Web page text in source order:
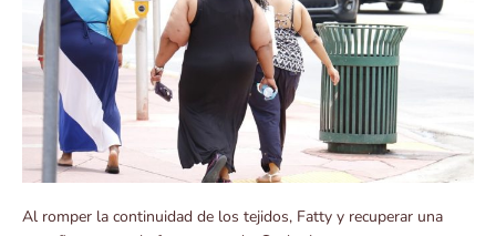
Al romper la continuidad de los tejidos, Fatty y recuperar una